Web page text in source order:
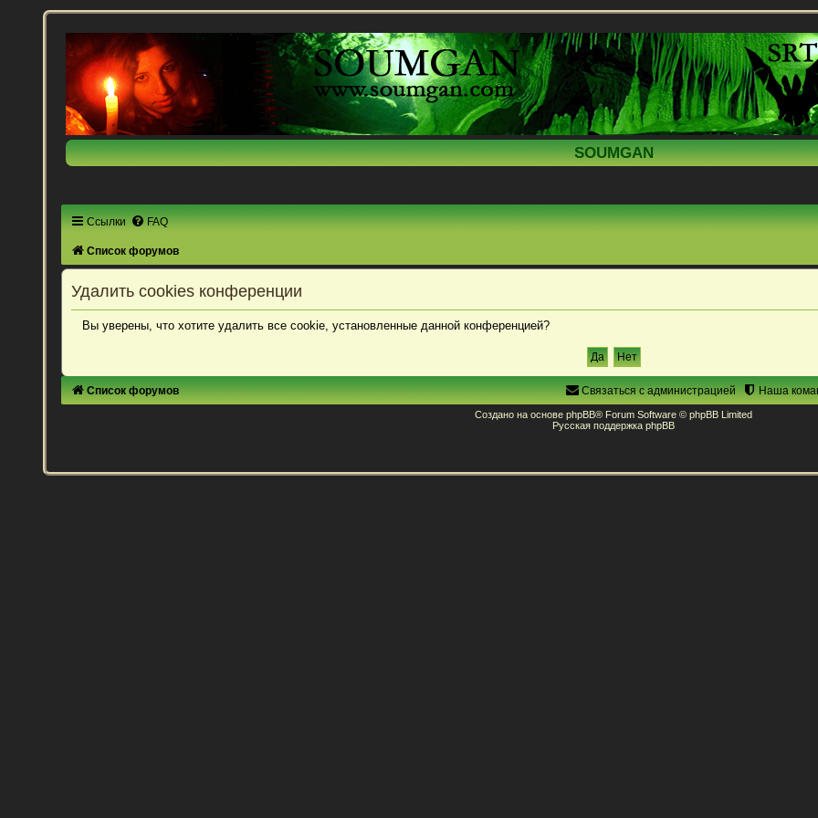
SOUMGAN
Ссылки FAQ
Список форумов
Удалить cookies конференции
Вы уверены, что хотите удалить все cookie, установленные данной конференцией?
Список форумов Наша
Связаться с администрацией
Создано на основе phpBB® Forum Software © phpBB Limited
Русская поддержка phpBB